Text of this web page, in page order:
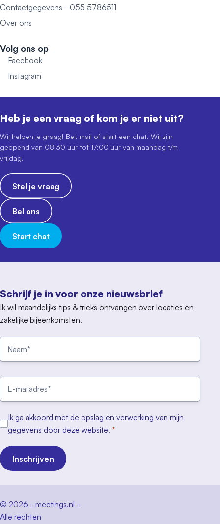
Contactgegevens - 055 5786511
Over ons
Volg ons op
Facebook
Instagram
Schrijf je in voor onze nieuwsbrief
Ik wil maandelijks tips & tricks ontvangen over locaties en
zakelijke bijeenkomsten.
Ik ga akkoord met de opslag en verwerking van mijn
gegevens door deze website. *
Inschrijven
Heb je een vraag of kom je er niet uit?
Wij helpen je graag! Bel, mail of start een chat. Wij zijn
geopend van 08:30 uur tot 17:00 uur van maandag t/m
vrijdag.
Stel je vraag
Bel ons
Start chat
© 2026 - meetings.nl -
Alle rechten